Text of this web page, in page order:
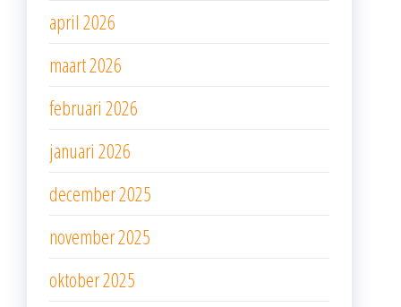
april 2026
maart 2026
februari 2026
januari 2026
december 2025
november 2025
oktober 2025